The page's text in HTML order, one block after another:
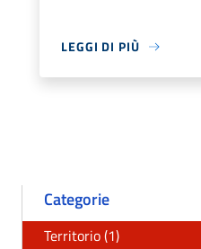
LEGGI DI PIÙ
Categorie
Territorio (1)